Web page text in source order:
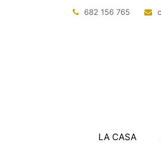
682 156 765
LA CASA